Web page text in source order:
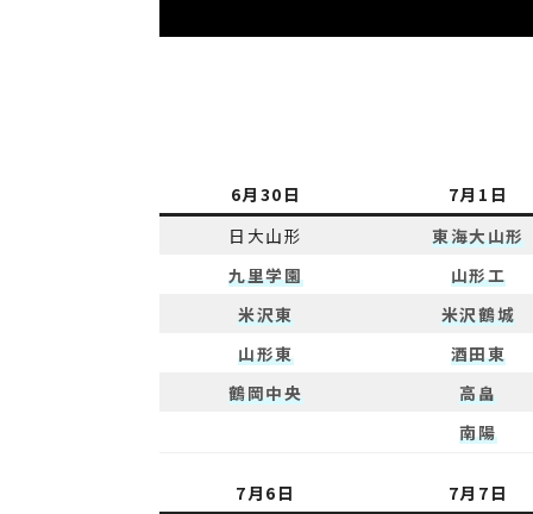
6月30日
7月1日
日大山形
東海大山形
九里学園
山形工
米沢東
米沢鶴城
山形東
酒田東
鶴岡中央
高畠
南陽
7月6日
7月7日